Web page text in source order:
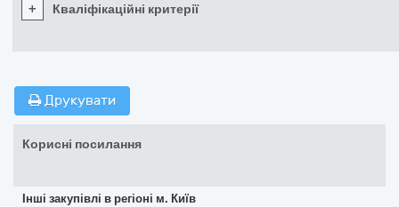
+ Кваліфікаційні критерії
Друкувати
Корисні посилання
Інші закупівлі в регіоні м. Київ